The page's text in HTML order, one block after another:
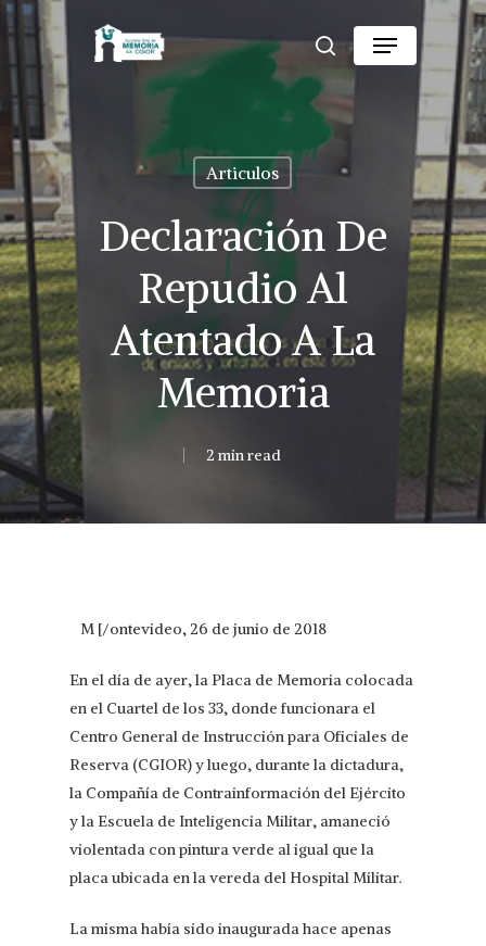
Skip
to
main
content
search
Menu
Articulos
Declaración De
Repudio Al
Atentado A La
Memoria
2 min read
M [/ontevideo, 26 de junio de 2018
En el día de ayer, la Placa de Memoria colocada
en el Cuartel de los 33, donde funcionara el
Centro General de Instrucción para Oficiales de
Reserva (CGIOR) y luego, durante la dictadura,
la Compañía de Contrainformación del Ejército
y la Escuela de Inteligencia Militar, amaneció
violentada con pintura verde al igual que la
placa ubicada en la vereda del Hospital Militar.
La misma había sido inaugurada hace apenas
Close
Menu